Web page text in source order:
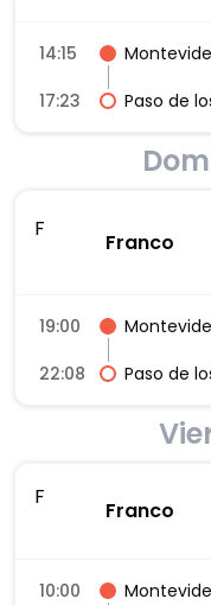
14:15
17:23
Paso de
F
Franco
19:00
22:08
Paso de
F
Franco
10:00